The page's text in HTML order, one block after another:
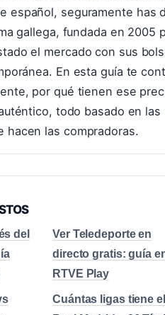
español, seguramente has
gallega, fundada en 2005
el mercado con sus
En esta guía te
por qué tienen ese
todo basado en las
hacen las compradoras.
del
Ver Teledeporte en
directo gratis: guía
RTVE Play
Cuántas ligas tiene el